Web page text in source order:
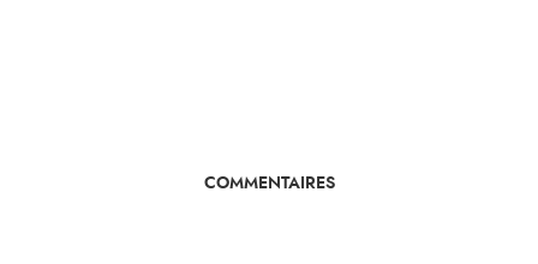
COMMENTAIRES